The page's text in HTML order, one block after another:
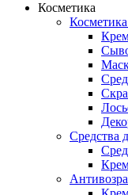
Косметика
Средства